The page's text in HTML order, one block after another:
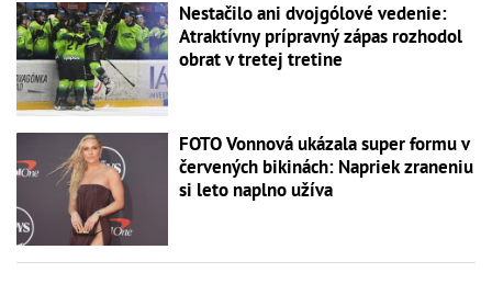
Nestačilo ani dvojgólové vedenie:
Atraktívny prípravný zápas rozhodol
obrat v tretej tretine
FOTO Vonnová ukázala super formu v
červených bikinách: Napriek zraneniu
si leto naplno užíva